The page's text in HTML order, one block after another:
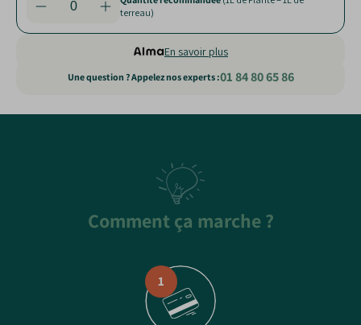
terreau)
terreau)
Quantité recommandée (Couvre 3 m²)
En savoir plus
Une question ? Appelez nos experts :01 84 80 65 86
Comment ça marche ?
1